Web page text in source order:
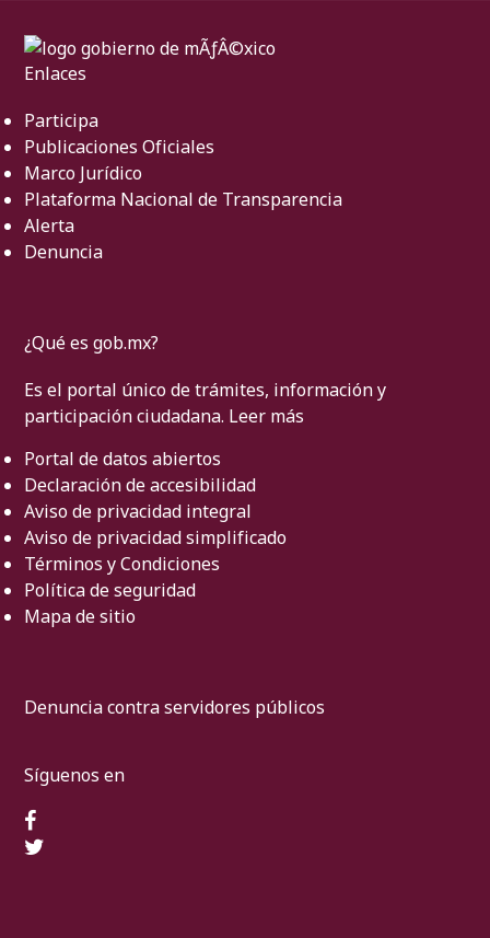
Enlaces
Participa
Publicaciones Oficiales
Marco Jurídico
Plataforma Nacional de Transparencia
Alerta
Denuncia
¿Qué es gob.mx?
Es el portal único de trámites, información y
participación ciudadana. Leer más
Portal de datos abiertos
Declaración de accesibilidad
Aviso de privacidad integral
Aviso de privacidad simplificado
Términos y Condiciones
Política de seguridad
Mapa de sitio
Denuncia contra servidores públicos
Síguenos en